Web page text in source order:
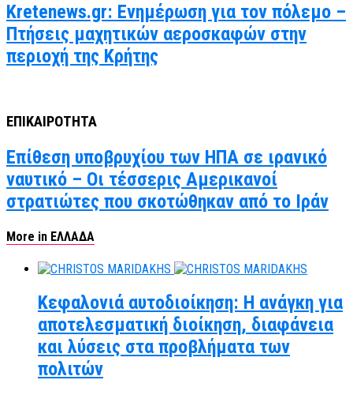
Kretenews.gr: Ενημέρωση για τον πόλεμο –
Πτήσεις μαχητικών αεροσκαφών στην
περιοχή της Κρήτης
ΕΠΙΚΑΙΡΟΤΗΤΑ
Επίθεση υποβρυχίου των ΗΠΑ σε ιρανικό
ναυτικό – Οι τέσσερις Αμερικανοί
στρατιώτες που σκοτώθηκαν από το Ιράν
More in ΕΛΛΑΔΑ
Κεφαλονιά αυτοδιοίκηση: Η ανάγκη για
αποτελεσματική διοίκηση, διαφάνεια
και λύσεις στα προβλήματα των
πολιτών